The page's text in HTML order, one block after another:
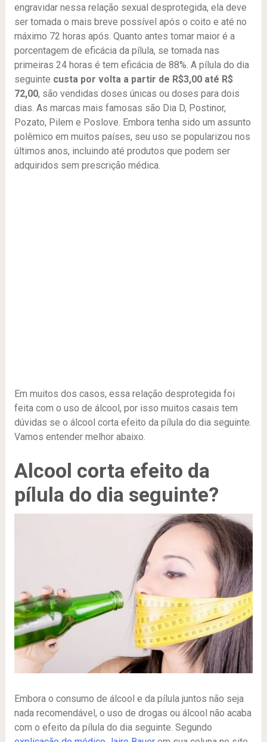
engravidar nessa relação sexual desprotegida, ela deve
ser tomada o mais breve possível após o coito e até no
máximo 72 horas após. Quanto antes tomar maior é a
porcentagem de eficácia da pílula, se tomada nas
primeiras 24 horas é tem eficácia de 88%. A pílula do dia
seguinte custa por volta a partir de R$3,00 até R$
72,00, são vendidas doses únicas ou doses para dois
dias. As marcas mais famosas são Dia D, Postinor,
Pozato, Pilem e Poslove. Embora tenha sido um assunto
polêmico em muitos países, seu uso se popularizou nos
últimos anos, incluindo até produtos que podem ser
adquiridos sem prescrição médica.
Em muitos dos casos, essa relação desprotegida foi
feita com o uso de álcool, por isso muitos casais tem
dúvidas se o álcool corta efeito da pílula do dia seguinte.
Vamos entender melhor abaixo.
Alcool corta efeito da
pílula do dia seguinte?
Embora o consumo de álcool e da pílula juntos não seja
nada recomendável, o uso de drogas ou álcool não acaba
com o efeito da pílula do dia seguinte. Segundo